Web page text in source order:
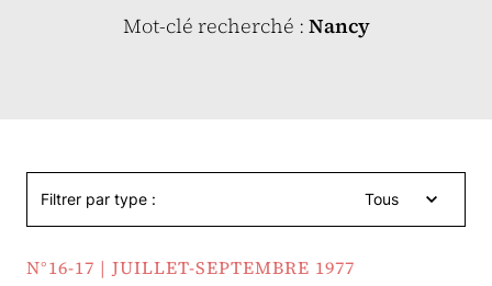
Mot-clé recherché : Nancy
Filtrer par type : Tous
N°16-17 | JUILLET-SEPTEMBRE 1977